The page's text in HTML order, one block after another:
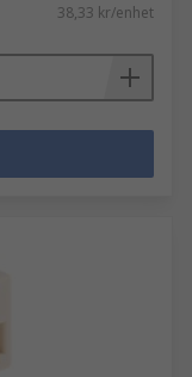
38,33 kr/enhet